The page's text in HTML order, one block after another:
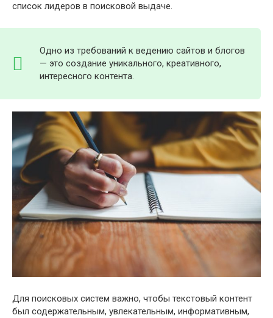
список лидеров в поисковой выдаче.
Одно из требований к ведению сайтов и блогов
— это создание уникального, креативного,
интересного контента.
Для поисковых систем важно, чтобы текстовый контент
был содержательным, увлекательным, информативным,